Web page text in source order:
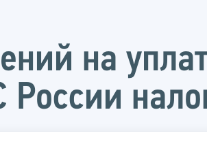
на
России